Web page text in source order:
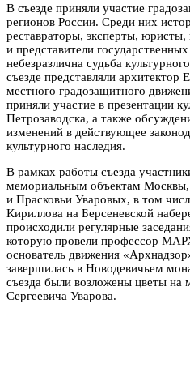
В съезде приняли участие
регионов России. Среди них
реставраторы, эксперты,
и представители
небезразлична судьба
съезде представляли архитектор
местного градозащитного
приняли участие в презентации
Петрозаводска, а также
изменений в действующее
культурного наследия.
В рамках работы съезда
мемориальным объектам
и Прасковьи Уваровых, в том
Кириллова на Берсеневской
происходили регулярные
которую провели профессор
основатель движения
завершилась в Новодевичьем
съезда были возложены цветы на
Сергеевича Уварова.